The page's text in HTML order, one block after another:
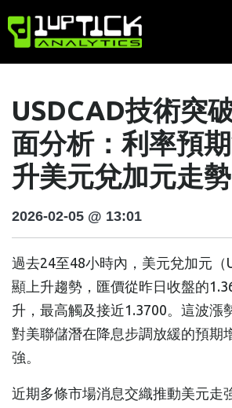
USDCAD技術突
面分析：利率預
升美元兌加元走勢
2026-02-05 @ 13:01
過去24至48小時內，美元兌加元（
顯上升趨勢，匯價從昨日收盤的
升，最高觸及接近1.3700。這波漲
對美聯儲潛在降息步調放緩的預期
強。
近期多條市場消息交織推動美元走